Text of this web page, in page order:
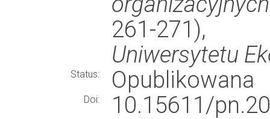
261-
Uniwersytetu
Status: Opublikowana
Doi:
10.15611/